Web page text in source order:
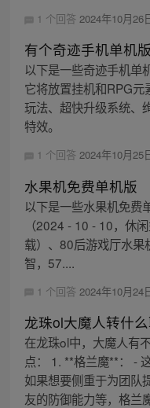
1 个回答 2024年10月26
有个奇迹手机单机
以下是一些奇迹手机单
它将放置挂机和RPG
玩法、超快升级系统、
特效。
1 个回答 2024年10月25
水果机免费单机版
以下是一些水果机免费
（2024 - 10 - 10，休
载）、80后游戏厅水
智，57....
1 个回答 2024年10月24
龙珠ol大魔人转什
在龙珠ol中，大魔人有
点： 1. **格兰魔**： -
如果想要侧重于为团队
友的防御能力等，格兰